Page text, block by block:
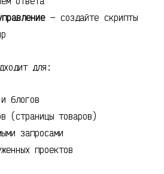
— создайте скрипты
для:
блогов
(страницы товаров)
запросами
проектов